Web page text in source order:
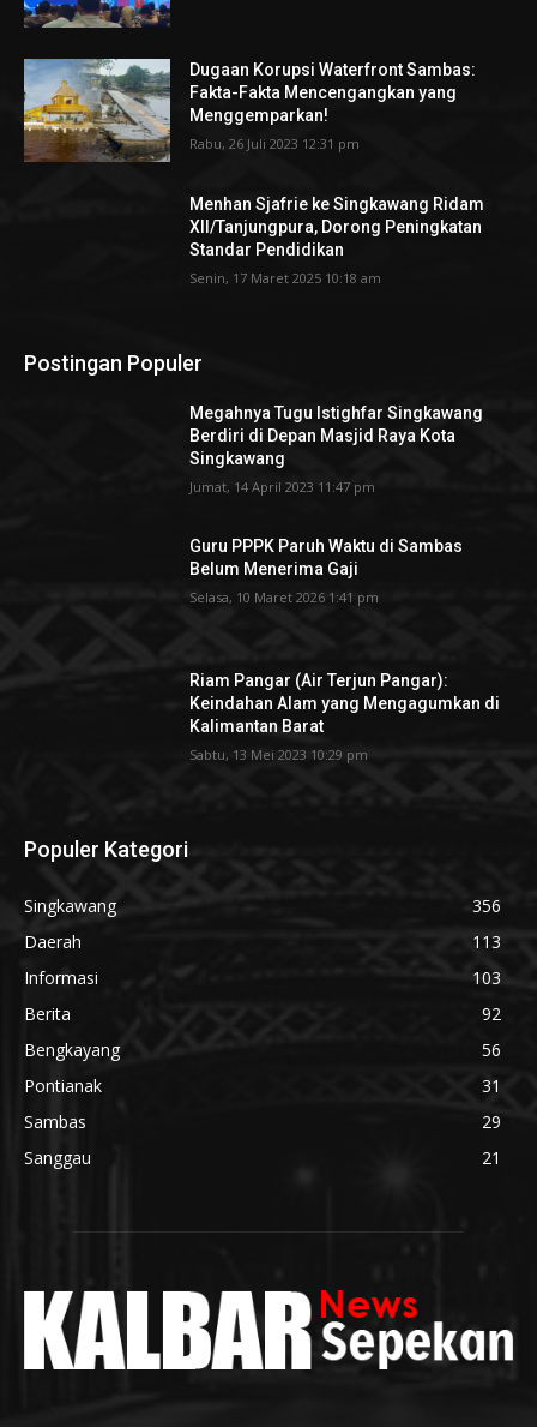
Dugaan Korupsi Waterfront Sambas:
Fakta-Fakta Mencengangkan yang
Menggemparkan!
Rabu, 26 Juli 2023 12:31 pm
Menhan Sjafrie ke Singkawang Ridam
XII/Tanjungpura, Dorong Peningkatan
Standar Pendidikan
Senin, 17 Maret 2025 10:18 am
Postingan Populer
Megahnya Tugu Istighfar Singkawang
Berdiri di Depan Masjid Raya Kota
Singkawang
Jumat, 14 April 2023 11:47 pm
Guru PPPK Paruh Waktu di Sambas
Belum Menerima Gaji
Selasa, 10 Maret 2026 1:41 pm
Riam Pangar (Air Terjun Pangar):
Keindahan Alam yang Mengagumkan di
Kalimantan Barat
Sabtu, 13 Mei 2023 10:29 pm
Populer Kategori
Singkawang
356
Daerah
113
Informasi
103
Berita
92
Bengkayang
56
Pontianak
31
Sambas
29
Sanggau
21